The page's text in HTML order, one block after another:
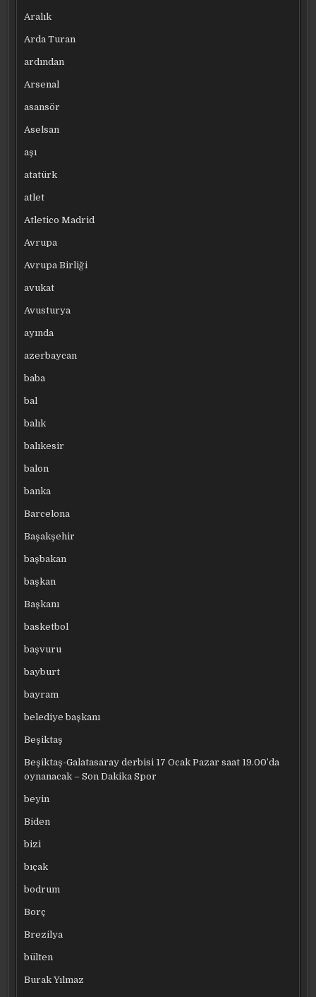
Aralık
Arda Turan
ardından
Arsenal
asansör
Aselsan
aşı
atatürk
atlet
Atletico Madrid
Avrupa
Avrupa Birliği
avukat
Avusturya
ayında
azerbaycan
baba
bal
balık
balıkesir
balon
banka
Barcelona
Başakşehir
başbakan
başkan
Başkanı
basketbol
başvuru
bayburt
bayram
belediye başkanı
Beşiktaş
Beşiktaş-Galatasaray derbisi 17 Ocak Pazar saat 19.00’da
oynanacak – Son Dakika Spor
beyin
Biden
bizi
bıçak
bodrum
Borç
Brezilya
bülten
Burak Yılmaz